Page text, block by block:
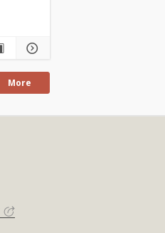
More